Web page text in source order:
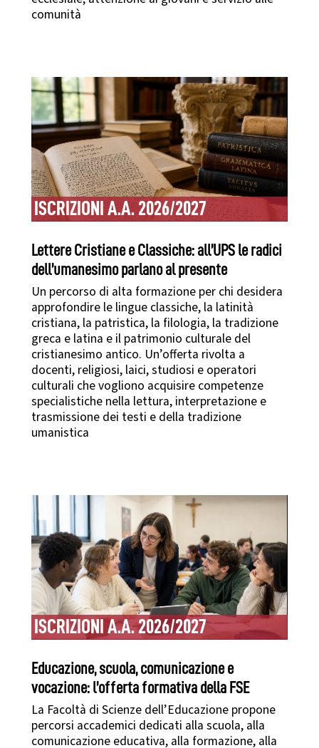
comunità
ISCRIZIONI A.A. 2026/2027
Lettere Cristiane e Classiche: all’UPS le radici
dell’umanesimo parlano al presente
Un percorso di alta formazione per chi desidera
approfondire le lingue classiche, la latinità
cristiana, la patristica, la filologia, la tradizione
greca e latina e il patrimonio culturale del
cristianesimo antico. Un’offerta rivolta a
docenti, religiosi, laici, studiosi e operatori
culturali che vogliono acquisire competenze
specialistiche nella lettura, interpretazione e
trasmissione dei testi e della tradizione
umanistica
ISCRIZIONI A.A. 2026/2027
Educazione, scuola, comunicazione e
vocazione: l’offerta formativa della FSE
La Facoltà di Scienze dell’Educazione propone
percorsi accademici dedicati alla scuola, alla
comunicazione educativa, alla formazione, alla